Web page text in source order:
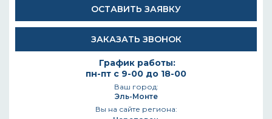
ОСТАВИТЬ ЗАЯВКУ
ЗАКАЗАТЬ ЗВОНОК
График работы:
пн-пт с 9-00 до 18-00
Ваш город:
Эль-Монте
Вы на сайте региона: